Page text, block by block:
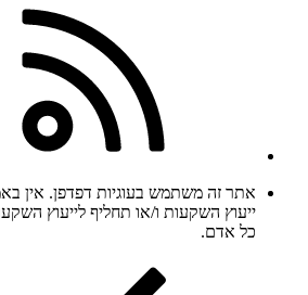
אתר זה משתמש בעוגיות דפדפן. אין
ייעוץ השקעות ו/או תחליף לייעוץ
כל אדם.